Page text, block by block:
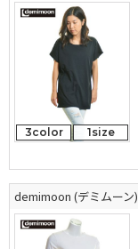
3color 1size
demimoon (デミムーン)